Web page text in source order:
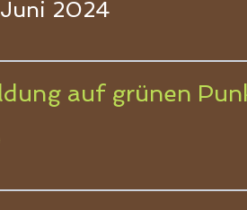
2024
auf grünen